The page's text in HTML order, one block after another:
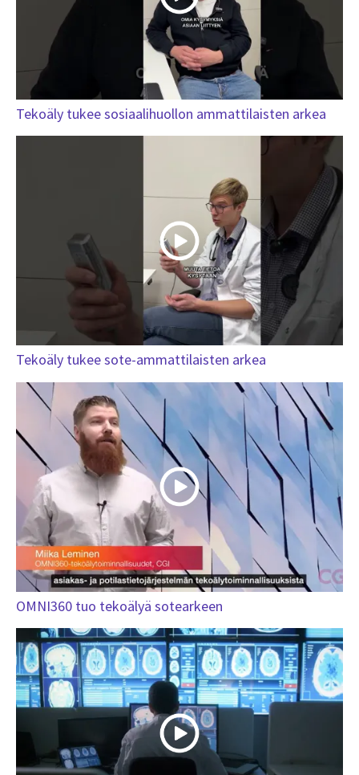
Tekoäly tukee sosiaalihuollon ammattilaisten arkea
Tekoäly tukee sote-ammattilaisten arkea
OMNI360 tuo tekoälyä sotearkeen